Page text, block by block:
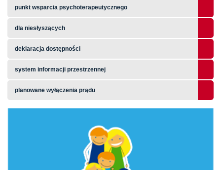
punkt wsparcia psychoterapeutycznego
dla niesłyszących
deklaracja dostępności
system informacji przestrzennej
planowane wyłączenia prądu